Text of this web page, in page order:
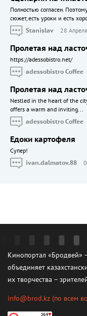
Полностью согласен.
сюжет, есть уроки и есть
Stanislav
28
Пролетая над
https://adessobistro.net/
adessobistro Coffee
Пролетая над
Nestled in the heart of the
offers a warm and inviting...
adessobistro Coffee
Едоки картофеля
Cупер!
ivan.dalmatov.88
Кинопортал «Бродвей»
объединяет
их творчества –
info@brod.kz (по всем